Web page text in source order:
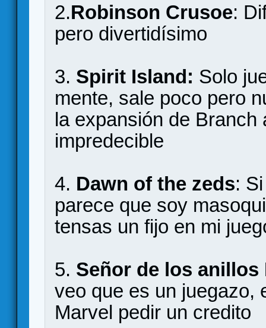
2.Robinson Crusoe:
pero divertidísimo
3. Spirit Island: Solo
mente, sale poco pero
la expansión de
impredecible
4. Dawn of the zeds:
parece que soy
tensas un fijo en mi
5. Señor de los anillos
veo que es un juegazo,
Marvel pedir un credito